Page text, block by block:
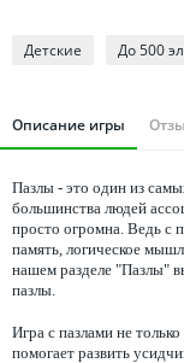
Удмуртия
Детcкие До 500
Описание игры
Пазлы - это один из
большинства людей
просто огромна. Ведь с
память, логическое
нашем разделе "Пазлы"
пазлы.
Игра с пазлами не
помогает развить